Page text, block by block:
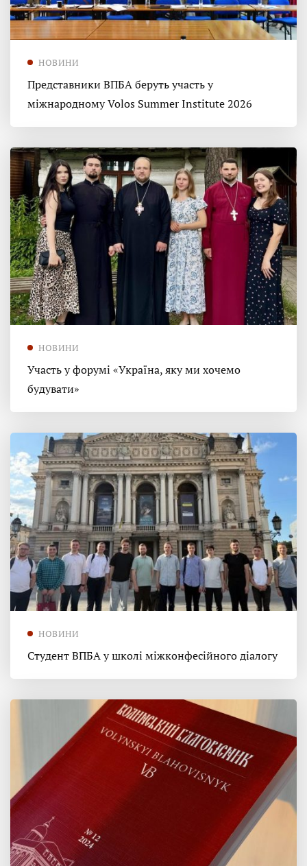
НОВИНИ
Представники ВПБА беруть участь у
міжнародному Volos Summer Institute 2026
НОВИНИ
Участь у форумі «Україна, яку ми хочемо
будувати»
НОВИНИ
Студент ВПБА у школі міжконфесійного діалогу